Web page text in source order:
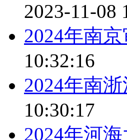
2023-11-08
2024年南
10:32:16
2024年南
10:30:17
2024年河